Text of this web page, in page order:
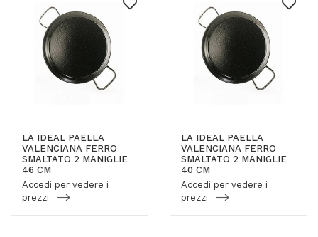
LA IDEAL PAELLA
VALENCIANA FERRO
SMALTATO 2 MANIGLIE
46 CM
Accedi per vedere i
prezzi
LA IDEAL PAELLA
VALENCIANA FERRO
SMALTATO 2 MANIGLIE
40 CM
Accedi per vedere i
prezzi